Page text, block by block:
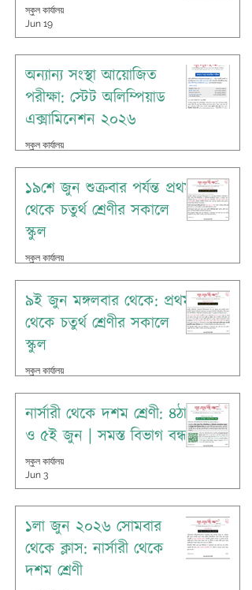
স্কুল কার্যালয়
Jun 19
অন্যান্য সংস্থা আয়োজিত
পরীক্ষা: স্টেট অলিম্পিয়াড
এক্সামিনেশন ২০২৬
স্কুল কার্যালয়
১৯শে জুন শুক্রবার পর্যন্ত প্রথম
থেকে চতুর্থ শ্রেণীর সকালে
স্কুল
স্কুল কার্যালয়
৯ই জুন মঙ্গলবার থেকে: প্রথম
থেকে চতুর্থ শ্রেণীর সকালে
স্কুল
স্কুল কার্যালয়
নার্সারী থেকে দশম শ্রেণী: ৪ঠা
ও ৫ই জুন | সমস্ত বিভাগ বন্ধ
স্কুল কার্যালয়
Jun 3
১লা জুন ২০২৬ সোমবার
থেকে ক্লাস: নার্সারী থেকে
দশম শ্রেণী